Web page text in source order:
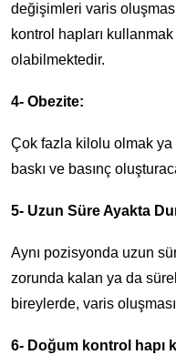
değişimleri varis
kontrol hapları
olabilmektedir.
4- Obezite:
Çok fazla kilolu olmak
baskı ve basınç
5- Uzun Süre Ayakta
Aynı pozisyonda uzun
zorunda kalan ya da
bireylerde, varis
6- Doğum kontrol hapı